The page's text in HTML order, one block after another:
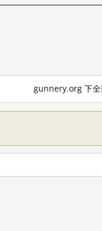
gunnery.org 下